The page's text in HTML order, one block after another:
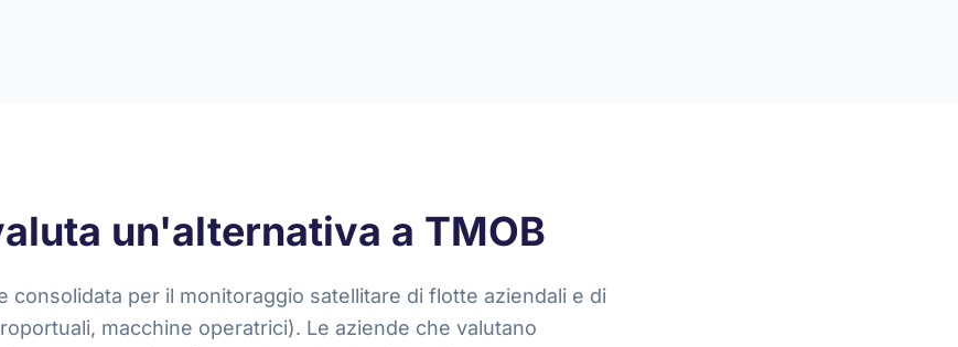
un'alternativa a TMOB
consolidata per il monitoraggio satellitare di flotte aziendali e di
macchine operatrici). Le aziende che valutano